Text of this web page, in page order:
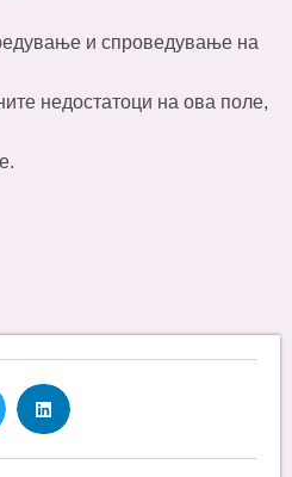
и спроведување на
недостатоци на ова поле,